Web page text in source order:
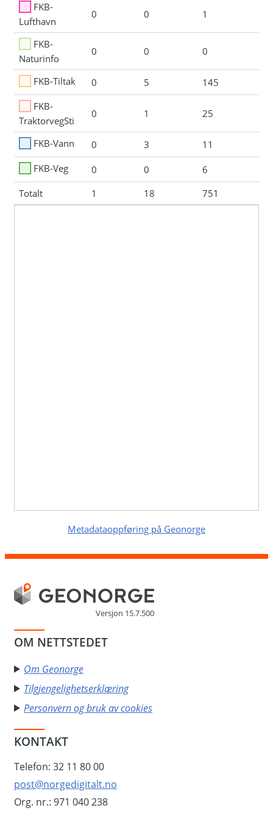
FKB-
Lufthavn
0 0 1
FKB-
Naturinfo
0 0 0
FKB-Tiltak 0 5
145
FKB-
TraktorvegSti
0 1 25
FKB-Vann 0 3
11
FKB-Veg
0 0
6
Totalt
1 18 751
Metadataoppføring på Geonorge